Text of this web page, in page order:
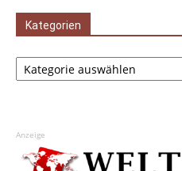
Kategorien
Kategorien
Anzeige